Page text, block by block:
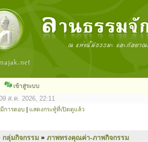
เข้าสู่ระบบ
ส.ค. 2026, 22:11
การตอบ แสดงกระทู้ที่เปิดดูแล้ว
กลุ่มกิจกรรม » ภาพทรงคุณค่า-ภาพกิจกรรม